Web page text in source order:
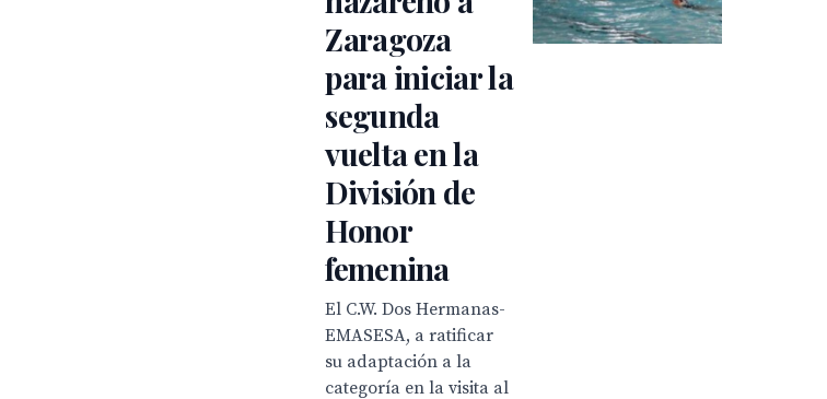
Zaragoza
para iniciar la
segunda
vuelta en la
División de
Honor
femenina
El C.W. Dos Hermanas-
EMASESA, a ratificar
su adaptación a la
categoría en la visita al